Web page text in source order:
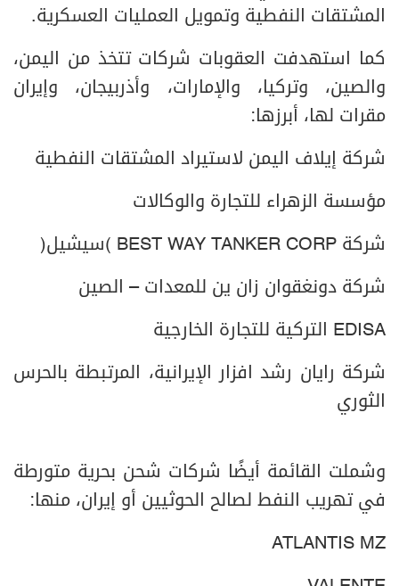
المشتقات النفطية وتمويل العمليات العسكرية.
كما استهدفت العقوبات شركات تتخذ من اليمن،
والصين، وتركيا، والإمارات، وأذربيجان، وإيران
مقرات لها، أبرزها:
شركة إيلاف اليمن لاستيراد المشتقات النفطية
مؤسسة الزهراء للتجارة والوكالات
شركة BEST WAY TANKER CORP (سيشيل)
شركة دونغقوان زان ين للمعدات – الصين
EDISA التركية للتجارة الخارجية
شركة رایان رشد افزار الإيرانية، المرتبطة بالحرس
الثوري
وشملت القائمة أيضًا شركات شحن بحرية متورطة
في تهريب النفط لصالح الحوثيين أو إيران، منها:
ATLANTIS MZ